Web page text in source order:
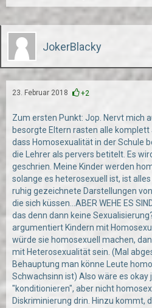
JokerBlacky
23. Februar 2018 +2
Zum ersten Punkt: Jop. Nervt mich
besorgte Eltern rasten alle
dass Homosexualität in der Schule
die Lehrer als pervers betitelt. Es wird
geschrien. Meine Kinder werden
solange es heterosexuell ist, ist
ruhig gezeichnete Darstellungen
die sich küssen...ABER WEHE ES
das denn dann keine
argumentiert Kindern mit
würde sie homosexuell machen,
mit Heterosexualität sein. (Mal
Behauptung man könne Leute
Schwachsinn ist) Also wäre es
"konditionieren", aber nicht
Diskriminierung drin. Hinzu kommt,